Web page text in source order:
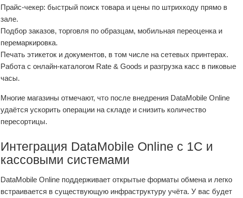
Прайс‑чекер: быстрый поиск товара и цены по штрихкоду прямо в
зале.
Подбор заказов, торговля по образцам, мобильная переоценка и
перемаркировка.
Печать этикеток и документов, в том числе на сетевых принтерах.
Работа с онлайн‑каталогом Rate & Goods и разгрузка касс в пиковые
часы.
Многие магазины отмечают, что после внедрения DataMobile Online
удаётся ускорить операции на складе и снизить количество
пересортицы.
Интеграция DataMobile Online с 1С и
кассовыми системами
DataMobile Online поддерживает открытые форматы обмена и легко
встраивается в существующую инфраструктуру учёта. У вас будет